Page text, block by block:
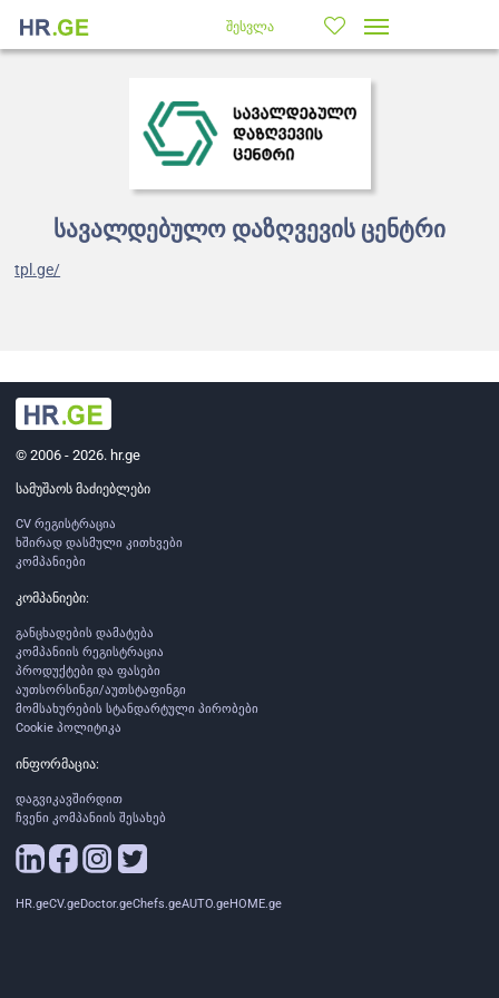
შესვლა
სავალდებულო დაზღვევის ცენტრი
tpl.ge/
© 2006 - 2026. hr.ge
სამუშაოს მაძიებლები
CV რეგისტრაცია
ხშირად დასმული კითხვები
კომპანიები
კომპანიები:
განცხადების დამატება
კომპანიის რეგისტრაცია
პროდუქტები და ფასები
აუთსორსინგი/აუთსტაფინგი
მომსახურების სტანდარტული პირობები
Cookie პოლიტიკა
ინფორმაცია:
დაგვიკავშირდით
ჩვენი კომპანიის შესახებ
HR.geCV.geDoctor.geChefs.geAUTO.geHOME.ge